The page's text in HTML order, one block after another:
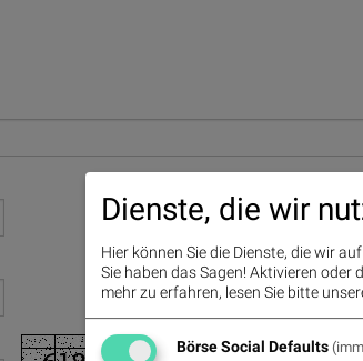
Dienste, die wir
Hier können Sie die Dienste, die wir
Sie haben das Sagen! Aktivieren oder
mehr zu erfahren, lesen Sie bitte
Börse Social Defaults